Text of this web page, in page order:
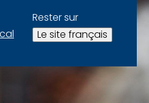
Rester sur
Le site français